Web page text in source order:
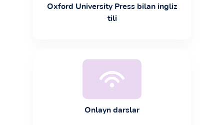
Oxford University Press bilan ingliz
tili
Onlayn darslar